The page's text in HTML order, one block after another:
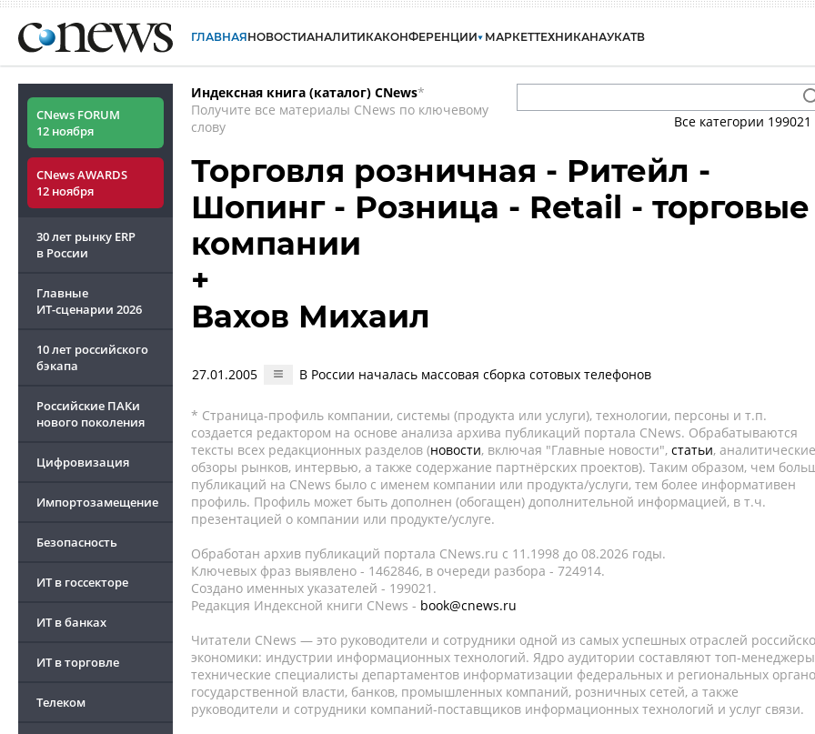
ГЛАВНАЯНОВОСТИАНАЛИТИКАКОНФЕРЕНЦИИ МАРКЕТТЕХНИКАНАУКАТВ
CNews FORUM
12 ноября
CNews AWARDS
12 ноября
30 лет рынку ERP
в России
Главные
ИТ-сценарии 2026
10 лет российского
бэкапа
Российские ПАКи
нового поколения
Цифровизация
Импортозамещение
Безопасность
ИТ в госсекторе
ИТ в банках
ИТ в торговле
Телеком
Индексная книга (каталог) CNews*
Получите все материалы CNews по ключевому
слову
Все категории 199021
Торговля розничная - Ритейл -
Шопинг - Розница - Retail - торговые
компании
+
Вахов Михаил
27.01.2005 В России началась массовая сборка сотовых телефонов
* Страница-профиль компании, системы (продукта или услуги), технологии, персоны и т.п.
создается редактором на основе анализа архива публикаций портала CNews. Обрабатываются
тексты всех редакционных разделов (новости, включая "Главные новости", статьи, аналитические
обзоры рынков, интервью, а также содержание партнёрских проектов). Таким образом, чем
публикаций на CNews было с именем компании или продукта/услуги, тем более информативен
профиль. Профиль может быть дополнен (обогащен) дополнительной информацией, в т.ч.
презентацией о компании или продукте/услуге.
Обработан архив публикаций портала CNews.ru c 11.1998 до 08.2026 годы.
Ключевых фраз выявлено - 1462846, в очереди разбора - 724914.
Создано именных указателей - 199021.
Редакция Индексной книги CNews - book@cnews.ru
Читатели CNews — это руководители и сотрудники одной из самых успешных отраслей
экономики: индустрии информационных технологий. Ядро аудитории составляют топ-
технические специалисты департаментов информатизации федеральных и региональных
государственной власти, банков, промышленных компаний, розничных сетей, а также
руководители и сотрудники компаний-поставщиков информационных технологий и услуг связи.